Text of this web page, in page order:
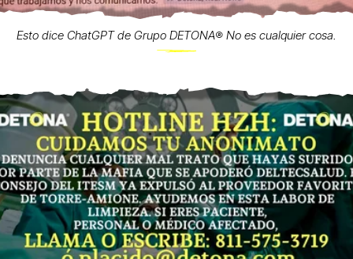
Esto dice ChatGPT de Grupo DETONA®️ No es cualquier cosa.